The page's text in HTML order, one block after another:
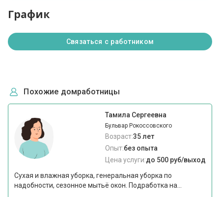
График
Связаться с работником
Похожие домработницы
Тамила Сергеевна
Бульвар Рокоссовского
Возраст:35 лет
Опыт:без опыта
Цена услуги:до 500 руб/выход
Сухая и влажная уборка, генеральная уборка по
надобности, сезонное мытьё окон. Подработка на...